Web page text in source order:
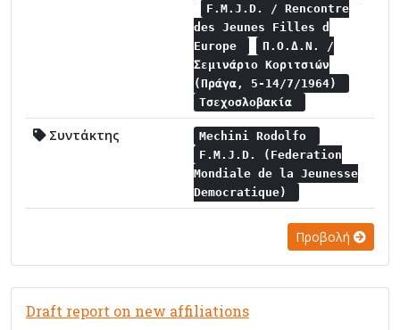
F.M.J.D. / Rencontre
des Jeunes Filles d
Europe
Π.Ο.Δ.Ν. /
Σεμινάριο Κοριτσιών
(Πράγα, 5-14/7/1964)
Τσεχοσλοβακία
Συντάκτης
Mechini Rodolfo
F.M.J.D. (Federation
Mondiale de la Jeunesse
Democratique)
Προβολή
Draft report on new affiliations